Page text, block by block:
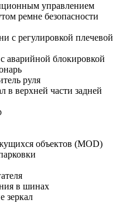
управлением
ремне безопасности
с регулировкой плечевой
аварийной блокировкой
руля
в верхней части задней
объектов (MOD)
в шинах
зеркал